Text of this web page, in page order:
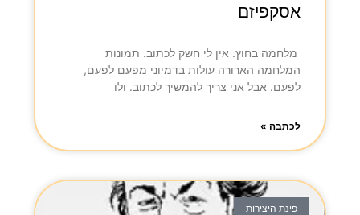
אסקפיזם
מלחמה בחוץ. אין לי חשק לכתוב. תמונות
המלחמה הארורה עולות בדמיוני מפעם לפעם,
לפעם. אבל אני צריך להמשיך לכתוב. ולו
לכתבה »
פינת היצירות